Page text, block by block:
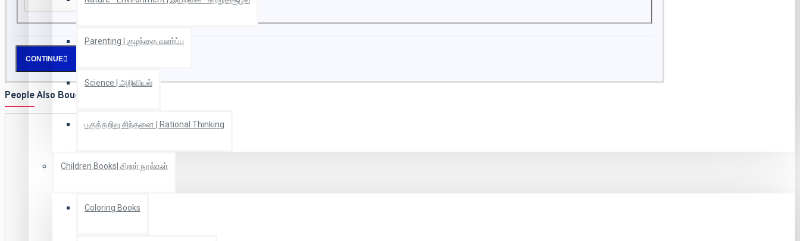
Parenting | குழந்தை வளர்ப்பு
Science | அறிவியல்
பகுத்தறிவு சிந்தனை | Rational Thinking
Children Books| சிறார் நூல்கள்
Coloring Books
CONTINUE
People Also Bought